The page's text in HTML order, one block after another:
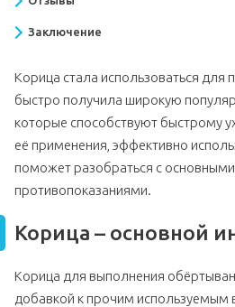
Заключение
Корица стала использоваться для
быстро получила широкую
которые способствуют быстрому
её применения, эффективно
поможет разобраться с
противопоказаниями.
Корица – основной
Корица для выполнения
добавкой к прочим используемым